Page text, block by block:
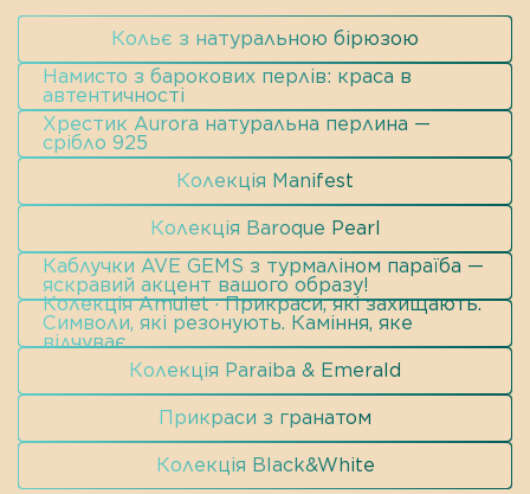
Кольє з натуральною бірюзою
Намисто з барокових перлів: краса в
автентичності
Хрестик Aurora натуральна перлина —
срібло 925
Колекція Manifest
Колекція Baroque Pearl
Каблучки AVE GEMS з турмаліном параїба —
яскравий акцент вашого образу!
Колекція Amulet · Прикраси, які захищають.
Символи, які резонують. Каміння, яке
відчуває.
Колекція Paraiba & Emerald
Прикраси з гранатом
Колекція Black&White